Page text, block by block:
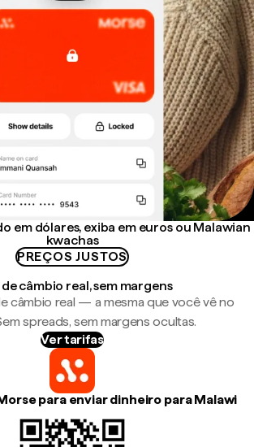
em dólares, exiba em euros ou Malawian
kwachas
PREÇOS JUSTOS
de câmbio real, sem margens
câmbio real — a mesma que você vê no
spreads, sem margens ocultas.
Ver tarifas
para enviar dinheiro para Malawi